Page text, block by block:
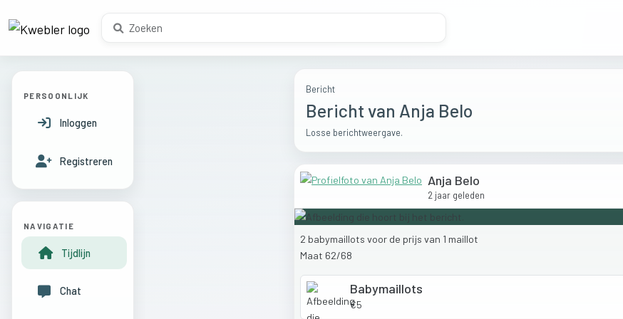
Bericht
Bericht van Anja Belo
Losse berichtweergave.
Anja Belo
2 jaar geleden
2 babymaillots voor de prijs van 1 maillot
Maat 62/68
Babymaillots
€5
PERSOONLIJK
Inloggen
Registreren
NAVIGATIE
Tijdlijn
Chat